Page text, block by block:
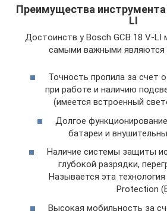
Преимущества инструмента
LI
Достоинств у Bosch GCB 18 V-LI
самыми важными
Точность пропила за счет
при работе и наличию
(имеется встроенный
Долгое
батареи и
Наличие системы защиты
глубокой разрядки,
Называется эта
Protection
Высокая мобильность за